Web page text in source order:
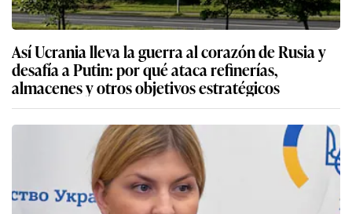
Así Ucrania lleva la guerra al corazón de Rusia y
desafía a Putin: por qué ataca refinerías,
almacenes y otros objetivos estratégicos